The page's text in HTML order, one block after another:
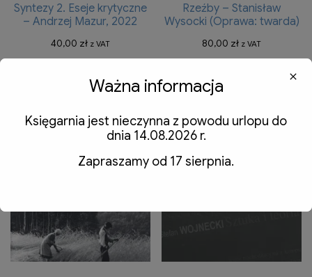
Syntezy 2. Eseje krytyczne
– Andrzej Mazur, 2022
40,00 zł z VAT
Dodaj do koszyka
Rzeźby – Stanisław
Wysocki (Oprawa: twarda)
80,00 zł z VAT
Dodaj do koszyka
Ważna informacja
Księgarnia jest nieczynna z powodu urlopu do
dnia 14.08.2026 r.
Zapraszamy od 17 sierpnia.